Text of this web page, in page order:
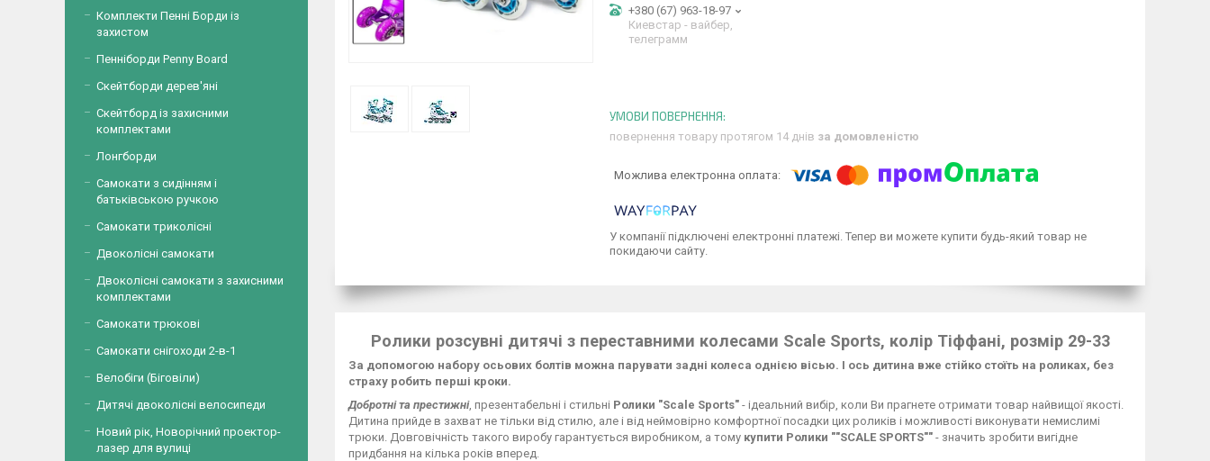
+380 (67) 963-18-97
Киевстар - вайбер,
телеграмм
повернення товару протягом 14 днів за домовленістю
У компанії підключені електронні платежі. Тепер ви можете купити будь-який товар не
покидаючи сайту.
Ролики розсувні дитячі з переставними колесами Scale Sports, колір Тіффані, розмір 29-33
За допомогою набору осьових болтів можна парувати задні колеса однією вісью. І ось дитина вже стійко стоїть на роликах, без
страху робить перші кроки.
Добротні та престижні, презентабельні і стильні Ролики "Scale Sports" - ідеальний вибір, коли Ви прагнете отримати товар найвищої якості.
Дитина прийде в захват не тільки від стилю, але і від неймовірно комфортної посадки цих роликів і можливості виконувати немислимі
трюки. Довговічність такого виробу гарантується виробником, а тому купити Ролики ""SCALE SPORTS"" - значить зробити вигідне
придбання на кілька років вперед.
Комплекти Пенні Борди із
захистом
Пенніборди Penny Board
Скейтборди дерев'яні
Скейтборд із захисними
комплектами
Лонгборди
Самокати з сидінням і
батьківською ручкою
Самокати триколісні
Двоколісні самокати
Двоколісні самокати з захисними
комплектами
Самокати трюкові
Самокати снігоходи 2-в-1
Велобіги (Біговіли)
Дитячі двоколісні велосипеди
Новий рік, Новорічний проектор-
лазер для вулиці